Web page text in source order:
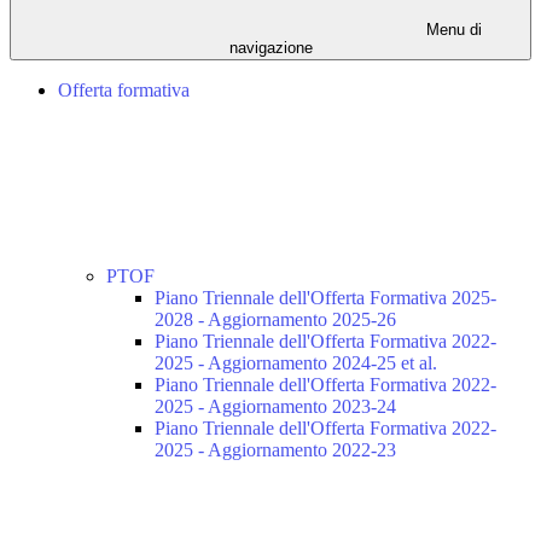
Menu di
navigazione
Offerta formativa
PTOF
Piano Triennale dell'Offerta Formativa 2025-
2028 - Aggiornamento 2025-26
Piano Triennale dell'Offerta Formativa 2022-
2025 - Aggiornamento 2024-25 et al.
Piano Triennale dell'Offerta Formativa 2022-
2025 - Aggiornamento 2023-24
Piano Triennale dell'Offerta Formativa 2022-
2025 - Aggiornamento 2022-23